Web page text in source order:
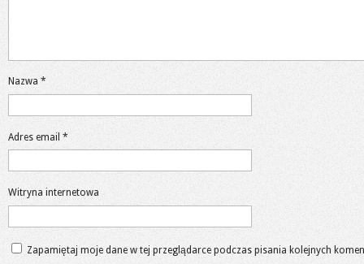
Nazwa *
Adres email *
Witryna internetowa
Zapamiętaj moje dane w tej przeglądarce podczas pisania kolejnych